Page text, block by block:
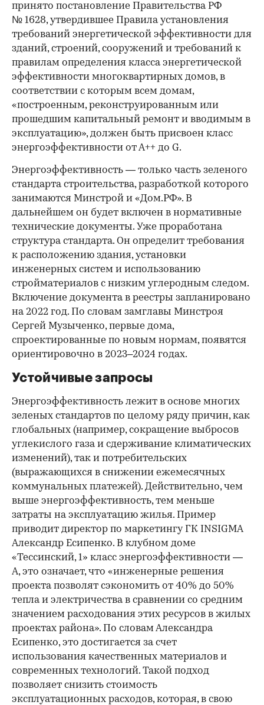
принято постановление Правительства РФ
№ 1628, утвердившее Правила установления
требований энергетической эффективности для
зданий, строений, сооружений и требований к
правилам определения класса энергетической
эффективности многоквартирных домов, в
соответствии с которым всем домам,
«построенным, реконструированным или
прошедшим капитальный ремонт и вводимым в
эксплуатацию», должен быть присвоен класс
энергоэффективности от А++ до G.
Энергоэффективность — только часть зеленого
стандарта строительства, разработкой которого
занимаются Минстрой и «Дом.РФ». В
дальнейшем он будет включен в нормативные
технические документы. Уже проработана
структура стандарта. Он определит требования
к расположению здания, установки
инженерных систем и использованию
стройматериалов с низким углеродным следом.
Включение документа в реестры запланировано
на 2022 год. По словам замглавы Минстроя
Сергей Музыченко, первые дома,
спроектированные по новым нормам, появятся
ориентировочно в 2023–2024 годах.
Устойчивые запросы
Энергоэффективность лежит в основе многих
зеленых стандартов по целому ряду причин, как
глобальных (например, сокращение выбросов
углекислого газа и сдерживание климатических
изменений), так и потребительских
(выражающихся в снижении ежемесячных
коммунальных платежей). Действительно, чем
выше энергоэффективность, тем меньше
затраты на эксплуатацию жилья. Пример
приводит директор по маркетингу ГК INSIGMA
Александр Есипенко. В клубном доме
«Тессинский, 1» класс энергоэффективности —
А, это означает, что «инженерные решения
проекта позволят сэкономить от 40% до 50%
тепла и электричества в сравнении со средним
значением расходования этих ресурсов в жилых
проектах района». По словам Александра
Есипенко, это достигается за счет
использования качественных материалов и
современных технологий. Такой подход
позволяет снизить стоимость
эксплуатационных расходов, которая, в свою